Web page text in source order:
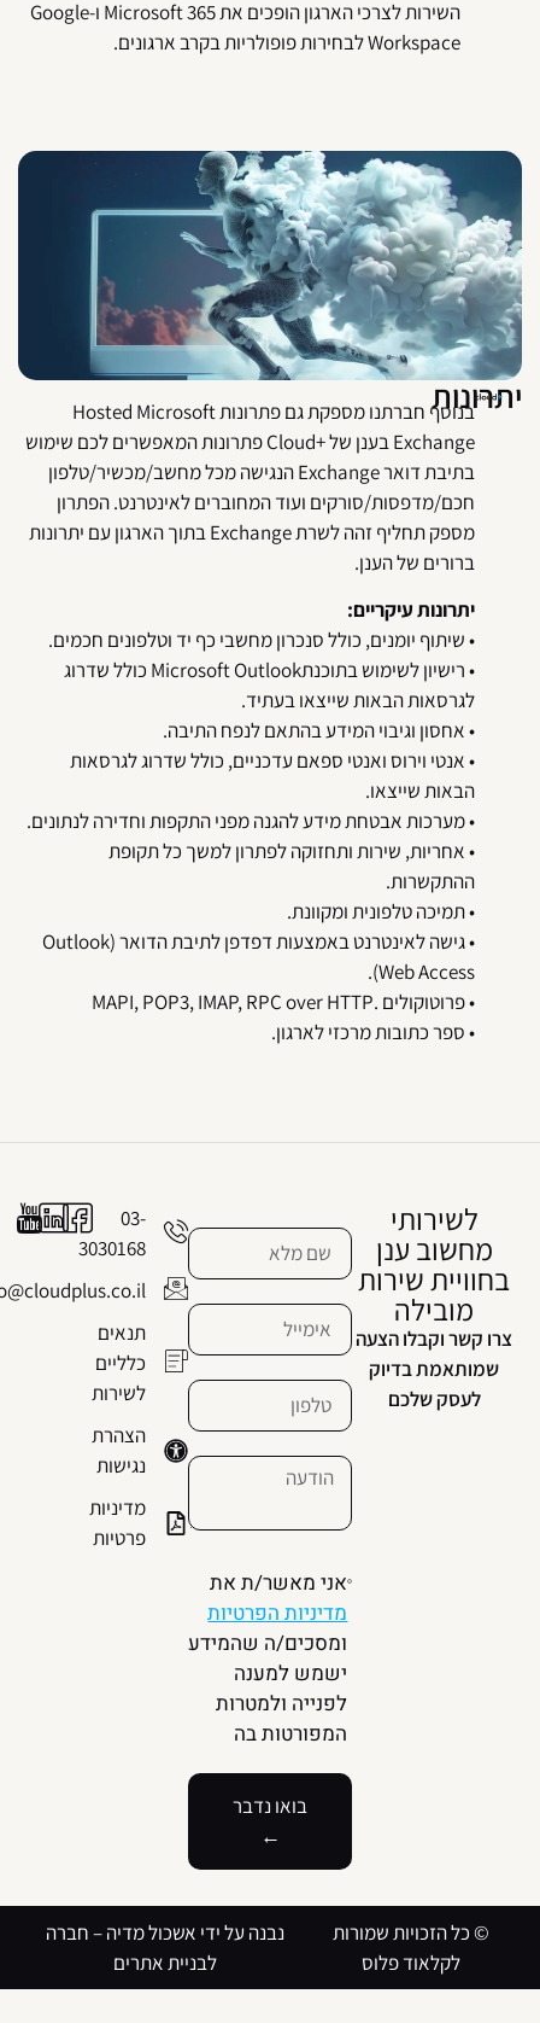
השירות לצרכי הארגון הופכים את Microsoft 365 ו-Google
Workspace לבחירות פופולריות בקרב ארגונים.
בנוסף חברתנו מספקת גם פתרונות Hosted Microsoft
Exchange בענן של +Cloud פתרונות המאפשרים לכם שימוש
בתיבת דואר Exchange הנגישה מכל מחשב/מכשיר/טלפון
חכם/מדפסות/סורקים ועוד המחוברים לאינטרנט. הפתרון
מספק תחליף זהה לשרת Exchange בתוך הארגון עם יתרונות
ברורים של הענן.
יתרונות עיקריים:
• שיתוף יומנים, כולל סנכרון מחשבי כף יד וטלפונים חכמים.
• רישיון לשימוש בתוכנתMicrosoft Outlook כולל שדרוג
לגרסאות הבאות שייצאו בעתיד.
• אחסון וגיבוי המידע בהתאם לנפח התיבה.
• אנטי וירוס ואנטי ספאם עדכניים, כולל שדרוג לגרסאות
הבאות שייצאו.
• מערכות אבטחת מידע להגנה מפני התקפות וחדירה לנתונים.
• אחריות, שירות ותחזוקה לפתרון למשך כל תקופת
ההתקשרות.
• תמיכה טלפונית ומקוונת.
• גישה לאינטרנט באמצעות דפדפן לתיבת הדואר (Outlook
Web Access).
• פרוטוקולים .MAPI, POP3, IMAP, RPC over HTTP
• ספר כתובות מרכזי לארגון.
לשירותי
מחשוב ענן
בחוויית שירות
מובילה
צרו קשר וקבלו הצעה
שמותאמת בדיוק
לעסק שלכם
03-
3030168
info@cloudplus.co.il
תנאים
כלליים
לשירות
הצהרת
נגישות
מדיניות
פרטיות
אני מאשר/ת את
מדיניות הפרטיות
ומסכים/ה שהמידע
ישמש למענה
לפנייה ולמטרות
המפורטות בה
בואו נדבר
נבנה על ידי אשכול מדיה –חברה
לבניית אתרים
© כל הזכויות שמורות
לקלאוד פלוס